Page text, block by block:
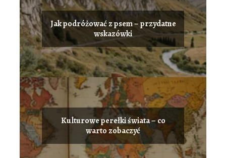
Jak podróżować z psem – przydatne
wskazówki
Kulturowe perełki świata – co
warto zobaczyć